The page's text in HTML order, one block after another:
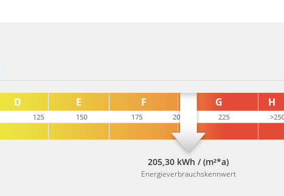
205,30 kWh / (m²*a)
Energieverbrauchskennwert